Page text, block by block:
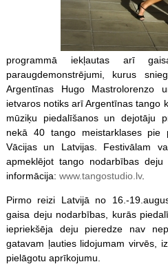
programmā iekļautas arī
paraugdemonstrējumi, kurus
Argentīnas Hugo Mastrolorenzo
ietvaros notiks arī Argentīnas tango
mūziķu piedalīšanos un dejotāju
nekā 40 tango meistarklases pie
Vācijas un Latvijas. Festivālam
apmeklējot tango nodarbības deju
informācija: www.tangostudio.lv.
Pirmo reizi Latvijā no 16.-
gaisa deju nodarbības, kurās
iepriekšēja deju pieredze nav
gatavam ļauties lidojumam virvēs,
pielāgotu aprīkojumu.